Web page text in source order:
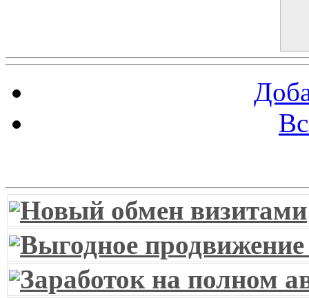
Новый обмен визитами
Выгодное продвижение
Заработок на полном